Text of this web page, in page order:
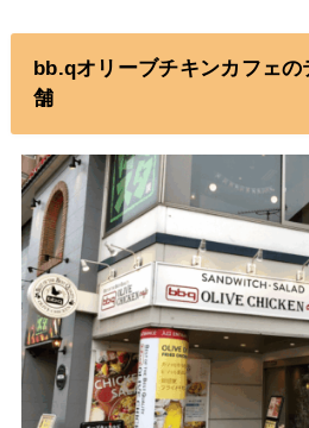
bb.qオリーブチキンカフェ
舗